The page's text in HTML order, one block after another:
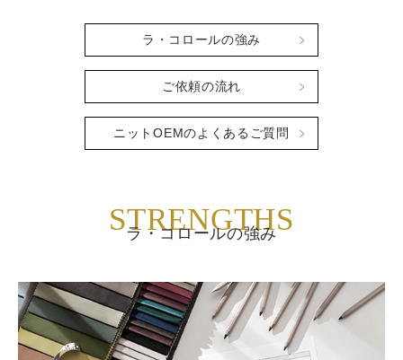
ラ・コロールの強み
ご依頼の流れ
ニットOEMのよくあるご質問
STRENGTHS
ラ・コロールの強み